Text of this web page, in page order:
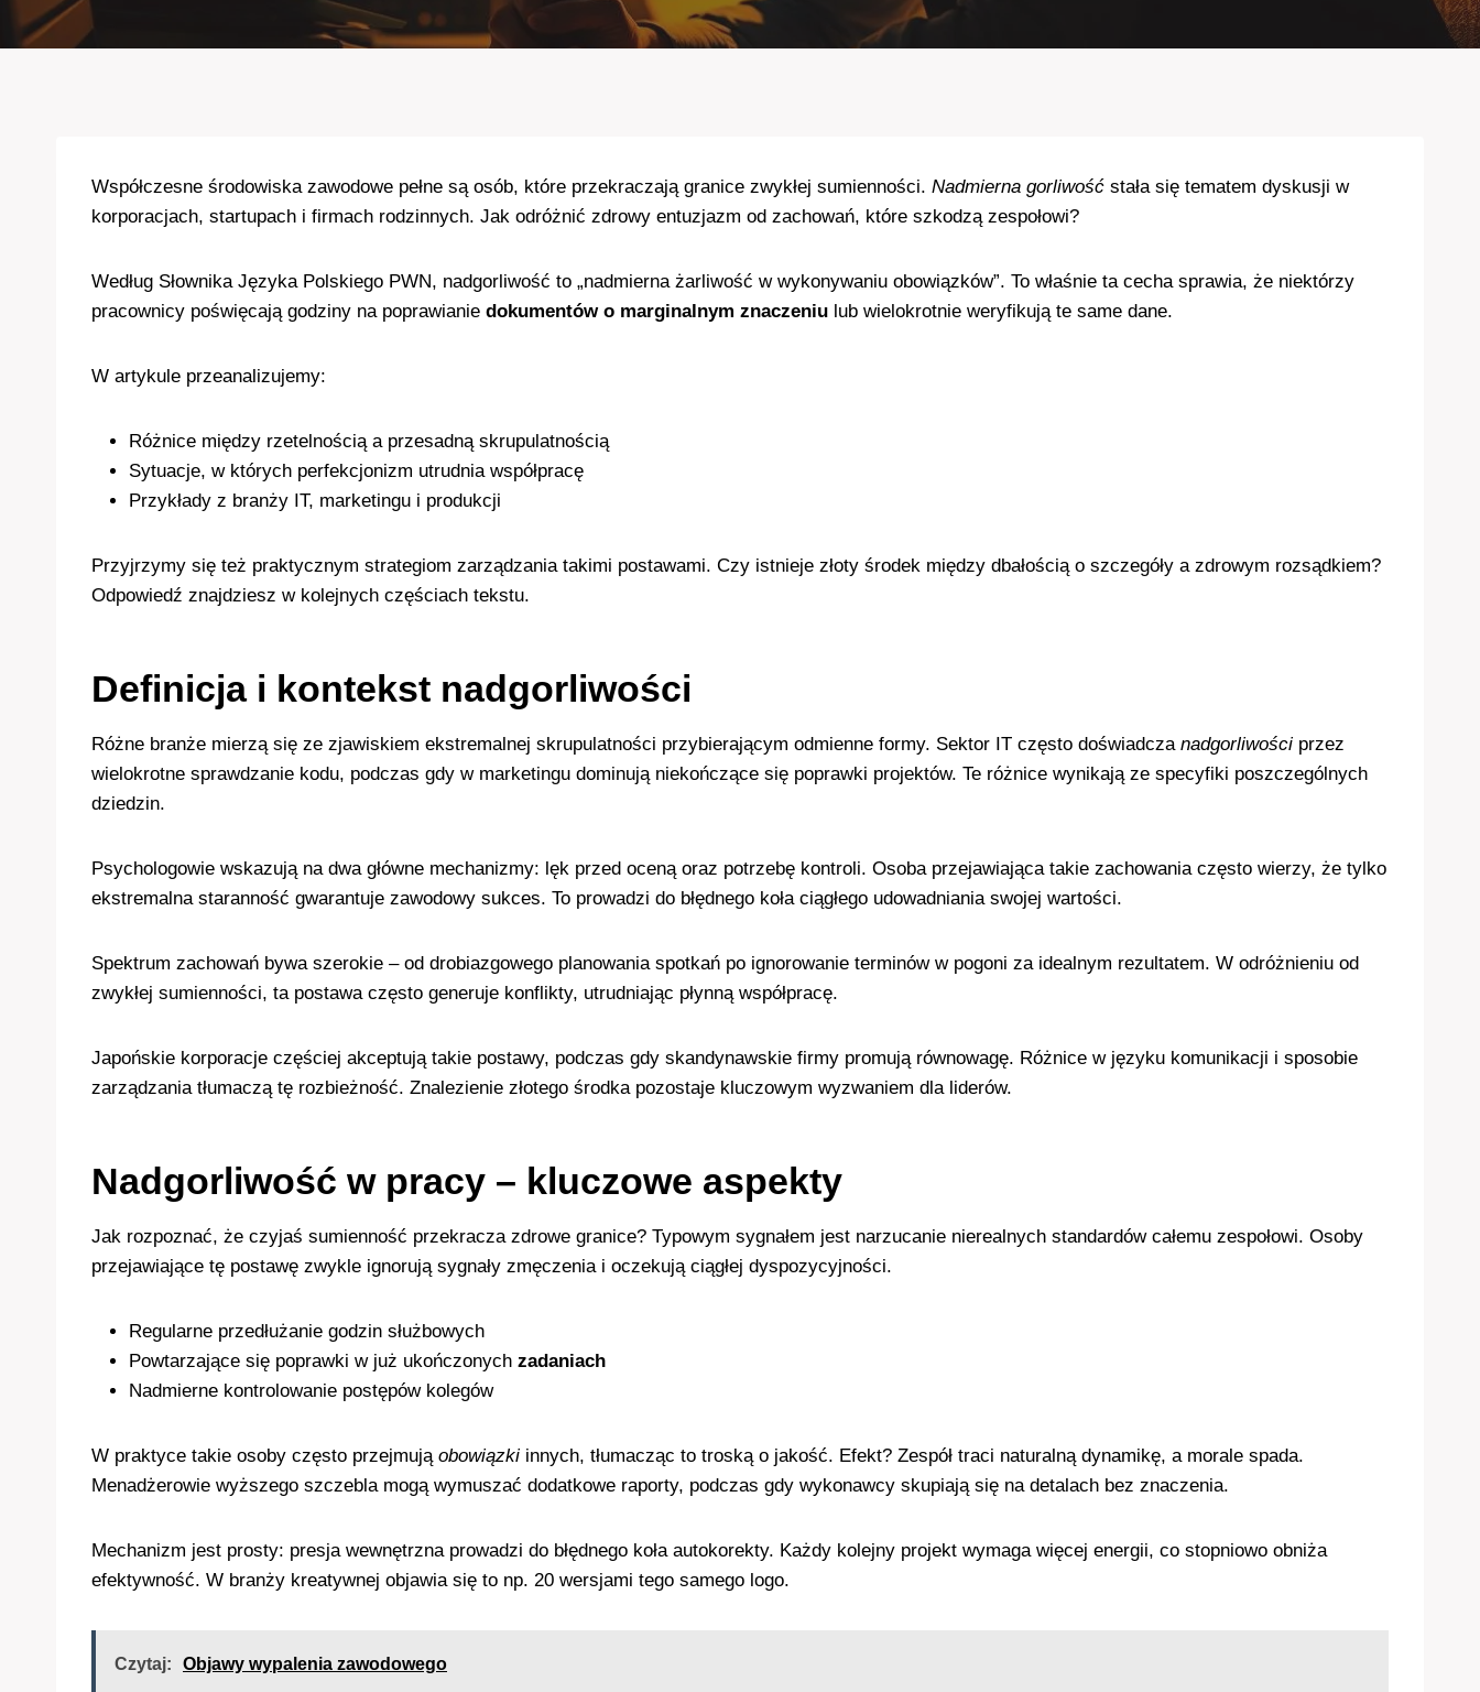
Współczesne środowiska zawodowe pełne są osób, które przekraczają granice zwykłej sumienności. Nadmierna gorliwość stała się tematem dyskusji w
korporacjach, startupach i firmach rodzinnych. Jak odróżnić zdrowy entuzjazm od zachowań, które szkodzą zespołowi?
Według Słownika Języka Polskiego PWN, nadgorliwość to „nadmierna żarliwość w wykonywaniu obowiązków”. To właśnie ta cecha sprawia, że niektórzy
pracownicy poświęcają godziny na poprawianie dokumentów o marginalnym znaczeniu lub wielokrotnie weryfikują te same dane.
W artykule przeanalizujemy:
Różnice między rzetelnością a przesadną skrupulatnością
Sytuacje, w których perfekcjonizm utrudnia współpracę
Przykłady z branży IT, marketingu i produkcji
Przyjrzymy się też praktycznym strategiom zarządzania takimi postawami. Czy istnieje złoty środek między dbałością o szczegóły a zdrowym rozsądkiem?
Odpowiedź znajdziesz w kolejnych częściach tekstu.
Definicja i kontekst nadgorliwości
Różne branże mierzą się ze zjawiskiem ekstremalnej skrupulatności przybierającym odmienne formy. Sektor IT często doświadcza nadgorliwości przez
wielokrotne sprawdzanie kodu, podczas gdy w marketingu dominują niekończące się poprawki projektów. Te różnice wynikają ze specyfiki poszczególnych
dziedzin.
Psychologowie wskazują na dwa główne mechanizmy: lęk przed oceną oraz potrzebę kontroli. Osoba przejawiająca takie zachowania często wierzy, że tylko
ekstremalna staranność gwarantuje zawodowy sukces. To prowadzi do błędnego koła ciągłego udowadniania swojej wartości.
Spektrum zachowań bywa szerokie – od drobiazgowego planowania spotkań po ignorowanie terminów w pogoni za idealnym rezultatem. W odróżnieniu od
zwykłej sumienności, ta postawa często generuje konflikty, utrudniając płynną współpracę.
Japońskie korporacje częściej akceptują takie postawy, podczas gdy skandynawskie firmy promują równowagę. Różnice w języku komunikacji i sposobie
zarządzania tłumaczą tę rozbieżność. Znalezienie złotego środka pozostaje kluczowym wyzwaniem dla liderów.
Nadgorliwość w pracy – kluczowe aspekty
Jak rozpoznać, że czyjaś sumienność przekracza zdrowe granice? Typowym sygnałem jest narzucanie nierealnych standardów całemu zespołowi. Osoby
przejawiające tę postawę zwykle ignorują sygnały zmęczenia i oczekują ciągłej dyspozycyjności.
Regularne przedłużanie godzin służbowych
Powtarzające się poprawki w już ukończonych zadaniach
Nadmierne kontrolowanie postępów kolegów
W praktyce takie osoby często przejmują obowiązki innych, tłumacząc to troską o jakość. Efekt? Zespół traci naturalną dynamikę, a morale spada.
Menadżerowie wyższego szczebla mogą wymuszać dodatkowe raporty, podczas gdy wykonawcy skupiają się na detalach bez znaczenia.
Mechanizm jest prosty: presja wewnętrzna prowadzi do błędnego koła autokorekty. Każdy kolejny projekt wymaga więcej energii, co stopniowo obniża
efektywność. W branży kreatywnej objawia się to np. 20 wersjami tego samego logo.
Czytaj: Objawy wypalenia zawodowego